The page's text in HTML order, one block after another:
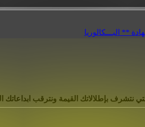
البـــكالوريا
نتشرف بإطلالاتك القيمة ونترقب